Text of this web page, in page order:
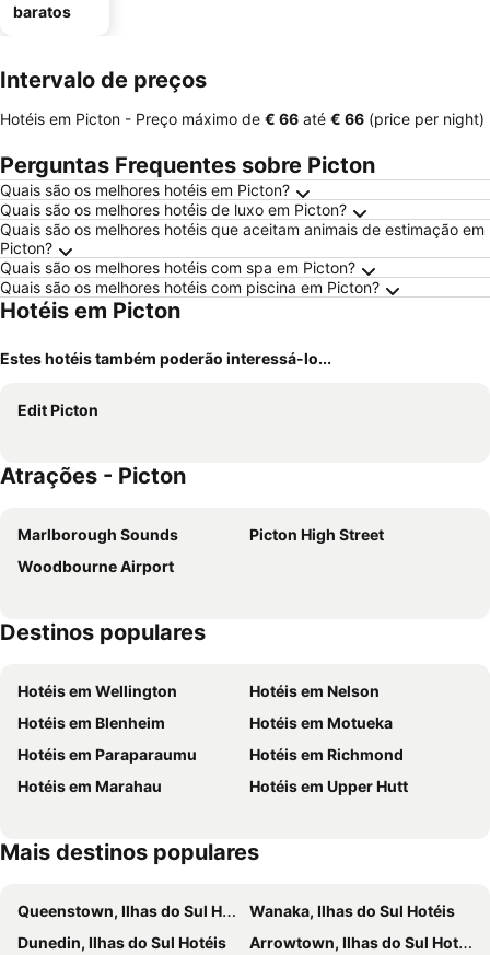
baratos
Intervalo de preços
Hotéis em Picton - Preço máximo de ‎€ 66 até ‎€ 66 (price per night)
Perguntas Frequentes sobre Picton
Quais são os melhores hotéis em Picton?
Quais são os melhores hotéis de luxo em Picton?
Quais são os melhores hotéis que aceitam animais de estimação em
Picton?
Quais são os melhores hotéis com spa em Picton?
Quais são os melhores hotéis com piscina em Picton?
Hotéis em Picton
Estes hotéis também poderão interessá-lo...
Edit Picton
Atrações - Picton
Marlborough Sounds
Picton High Street
Woodbourne Airport
Destinos populares
Hotéis em Wellington
Hotéis em Nelson
Hotéis em Blenheim
Hotéis em Motueka
Hotéis em Paraparaumu
Hotéis em Richmond
Hotéis em Marahau
Hotéis em Upper Hutt
Mais destinos populares
Queenstown, Ilhas do Sul Hotéis
Wanaka, Ilhas do Sul Hotéis
Dunedin, Ilhas do Sul Hotéis
Arrowtown, Ilhas do Sul Hotéis